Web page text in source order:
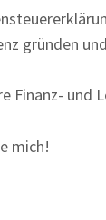
gründen
Finanz- und
mich!